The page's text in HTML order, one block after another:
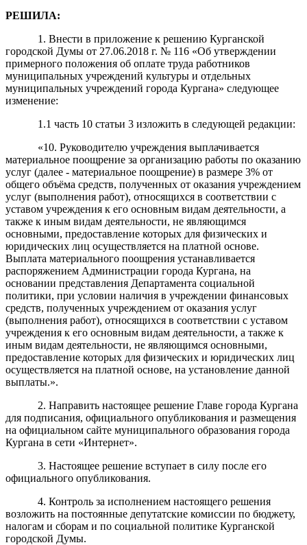
РЕШИЛА:
1. Внести в приложение к решению Курганской
городской Думы от 27.06.2018 г. № 116 «Об утверждении
примерного положения об оплате труда работников
муниципальных учреждений культуры и отдельных
муниципальных учреждений города Кургана» следующее
изменение:
1.1 часть 10 статьи 3 изложить в следующей редакции:
«10. Руководителю учреждения выплачивается
материальное поощрение за организацию работы по оказанию
услуг (далее - материальное поощрение) в размере 3% от
общего объёма средств, полученных от оказания учреждением
услуг (выполнения работ), относящихся в соответствии с
уставом учреждения к его основным видам деятельности, а
также к иным видам деятельности, не являющимся
основными, предоставление которых для физических и
юридических лиц осуществляется на платной основе.
Выплата материального поощрения устанавливается
распоряжением Администрации города Кургана, на
основании представления Департамента социальной
политики, при условии наличия в учреждении финансовых
средств, полученных учреждением от оказания услуг
(выполнения работ), относящихся в соответствии с уставом
учреждения к его основным видам деятельности, а также к
иным видам деятельности, не являющимся основными,
предоставление которых для физических и юридических лиц
осуществляется на платной основе, на установление данной
выплаты.».
2. Направить настоящее решение Главе города Кургана
для подписания, официального опубликования и размещения
на официальном сайте муниципального образования города
Кургана в сети «Интернет».
3. Настоящее решение вступает в силу после его
официального опубликования.
4. Контроль за исполнением настоящего решения
возложить на постоянные депутатские комиссии по бюджету,
налогам и сборам и по социальной политике Курганской
городской Думы.